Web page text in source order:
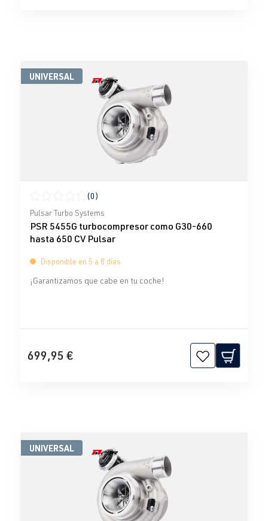
UNIVERSAL
Calificación promedio de 0 de 5 estrellas
(0)
Pulsar Turbo Systems
PSR 5455G turbocompresor como G30-660
hasta 650 CV Pulsar
Disponible en 5 a 8 días
¡Garantizamos que cabe en tu coche!
699,95 €
UNIVERSAL